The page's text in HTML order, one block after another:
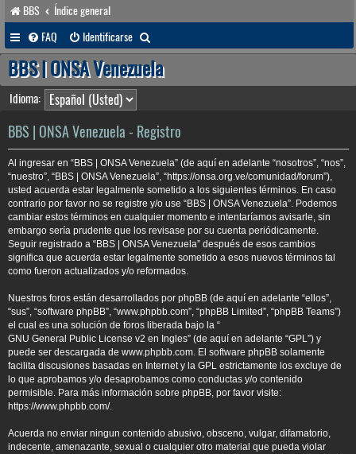
BBS
Índice general
FAQ
Identificarse
u
s
a
r
BBS | ONSA Venezuela
Idioma:
BBS | ONSA Venezuela - Registro
Al ingresar en “BBS | ONSA Venezuela” (de aquí en adelante “nosotros”, “nos”,
“nuestro”, “BBS | ONSA Venezuela”, “https://onsa.org.ve/comunidad/forum”),
usted acuerda estar legalmente sometido a los siguientes términos. En caso
contrario por favor no se registre y/o use “BBS | ONSA Venezuela”. Podemos
cambiar estos términos en cualquier momento e intentaríamos avisarle, sin
embargo sería prudente que los revisase por su cuenta periódicamente.
Seguir registrado a “BBS | ONSA Venezuela” después de esos cambios
significa que acuerda estar legalmente sometido a esos nuevos términos tal
como fueron actualizados y/o reformados.
Nuestros foros están desarrollados por phpBB (de aquí en adelante “ellos”,
“sus”, “software phpBB”, “www.phpbb.com”, “phpBB Limited”, “phpBB Teams”)
el cual es una solución de foros liberada bajo la “
GNU General Public License v2 en Ingles” (de aquí en adelante “GPL”) y
puede ser descargada de www.phpbb.com. El software phpBB solamente
facilita discusiones basadas en Internet y la GPL estrictamente los excluye de
lo que aprobamos y/o desaprobamos como conductas y/o contenido
permisible. Para más información sobre phpBB, por favor visite:
https://www.phpbb.com/.
Acuerda no enviar ningun contenido abusivo, obsceno, vulgar, difamatorio,
indecente, amenazante, sexual o cualquier otro material que pueda violar